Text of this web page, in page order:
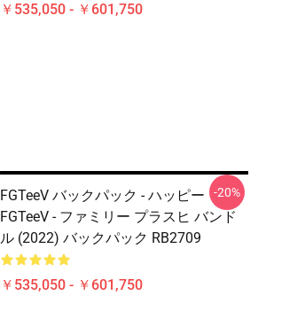
￥535,050 - ￥601,750
FGTeeV バックパック - ハッピー
FGTeeV - ファミリー プラスヒ バンド
ル (2022) バックパック RB2709
￥535,050 - ￥601,750
-20%